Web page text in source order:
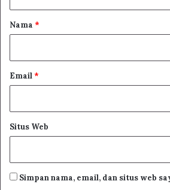
r
Nama *
Email*
Situs Web
Simpan nama, email, dan situs web